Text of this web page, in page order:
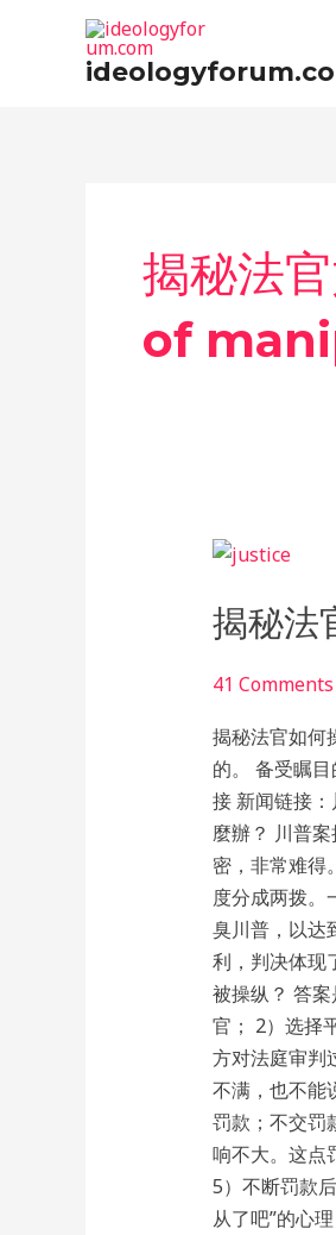
揭秘法
of
揭秘法
41 Comments
揭秘法官如何
的。 备受瞩
接 新闻链接
麼辦？ 川普
密，非常难得
度分成两拨。
臭川普，以达
利，判决体现
被操纵？ 答
官； 2）选择
方对法庭审判
不满，也不能
罚款；不交罚
响不大。这点
5）不断罚款
从了吧”的心
揭
法
官
如
操
纵
陪
审
团